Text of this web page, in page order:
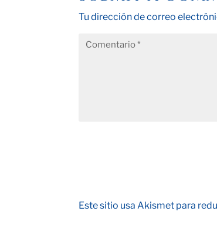
Tu dirección de correo
Este sitio usa Akismet para